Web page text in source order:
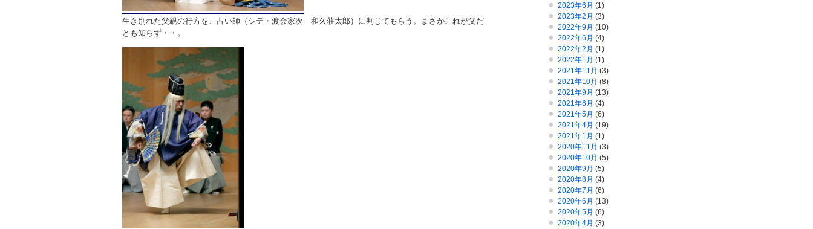
生き別れた父親の行方を、占い師（シテ・渡会家次 和久荘太郎）に判じてもらう。まさかこれが父だ
とも知らず・・。
2023年6月 (1)
2023年2月 (3)
2022年9月 (10)
2022年6月 (4)
2022年2月 (1)
2022年1月 (1)
2021年11月 (3)
2021年10月 (8)
2021年9月 (13)
2021年6月 (4)
2021年5月 (6)
2021年4月 (19)
2021年1月 (1)
2020年11月 (3)
2020年10月 (5)
2020年9月 (5)
2020年8月 (4)
2020年7月 (6)
2020年6月 (13)
2020年5月 (6)
2020年4月 (3)